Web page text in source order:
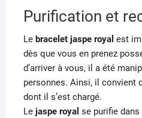
Purification et
Le bracelet jaspe royal est
dès que vous en prenez
d’arriver à vous, il a été
personnes. Ainsi, il convient
dont il s’est chargé.
Lejaspe royal se purifie dans